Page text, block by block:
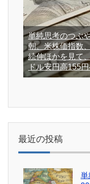
単純思考のつぶ
朝、米株価指数
続伸ほかを見て
ドル安円高155
最近の投稿
単